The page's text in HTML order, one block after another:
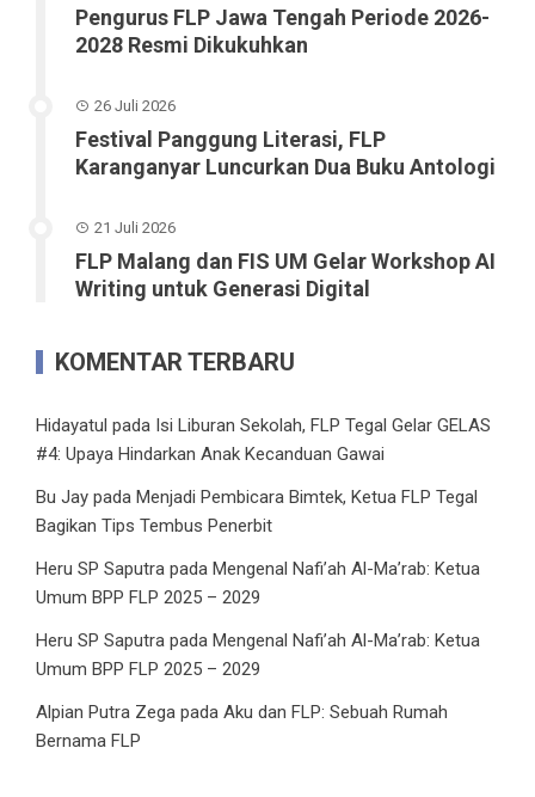
Pengurus FLP Jawa Tengah Periode 2026-
2028 Resmi Dikukuhkan
26 Juli 2026
Festival Panggung Literasi, FLP
Karanganyar Luncurkan Dua Buku Antologi
21 Juli 2026
FLP Malang dan FIS UM Gelar Workshop AI
Writing untuk Generasi Digital
KOMENTAR TERBARU
Hidayatul pada Isi Liburan Sekolah, FLP Tegal Gelar GELAS
#4: Upaya Hindarkan Anak Kecanduan Gawai
Bu Jay pada Menjadi Pembicara Bimtek, Ketua FLP Tegal
Bagikan Tips Tembus Penerbit
Heru SP Saputra pada Mengenal Nafi’ah Al-Ma’rab: Ketua
Umum BPP FLP 2025 – 2029
Heru SP Saputra pada Mengenal Nafi’ah Al-Ma’rab: Ketua
Umum BPP FLP 2025 – 2029
Alpian Putra Zega pada Aku dan FLP: Sebuah Rumah
Bernama FLP